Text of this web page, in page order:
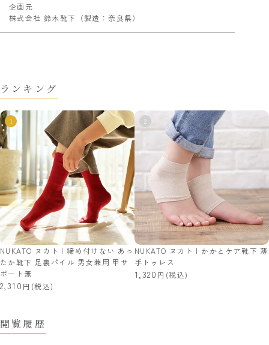
企画元
株式会社 鈴木靴下（製造：奈良県）
ランキング
NUKATO ヌカト | 締め付けない あっ
たか靴下 足裏パイル 男女兼用 甲サ
ポート無
2,310 (税込)
NUKATO ヌカト | かかとケア靴下 薄
手トゥレス
1,320 (税込)
閲覧履歴